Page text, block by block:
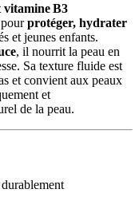
vitamine B3
protéger, hydrater
et jeunes enfants.
, il nourrit la peau en
Sa texture fluide est
et convient aux peaux
et
de la peau.